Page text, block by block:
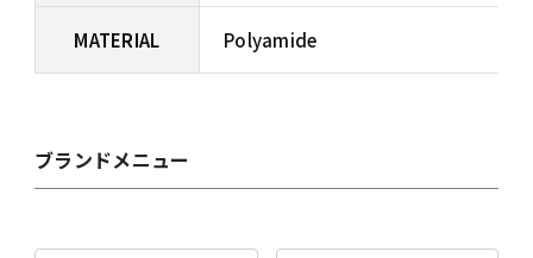
MATERIAL Polyamide
ブランドメニュー